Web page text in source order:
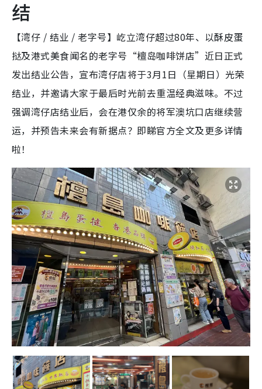
结
【湾仔 / 结业 / 老字号】屹立湾仔超过80年、以酥皮蛋
挞及港式美食闻名的老字号“檀岛咖啡饼店”近日正式
发出结业公告，宣布湾仔店将于3月1日（星期日）光荣
结业，并邀请大家于最后时光前去重温经典滋味。不过
强调湾仔店结业后，会在港仅余的将军澳坑口店继续营
运，并预告未来会有新据点？即睇官方全文及更多详情
啦！